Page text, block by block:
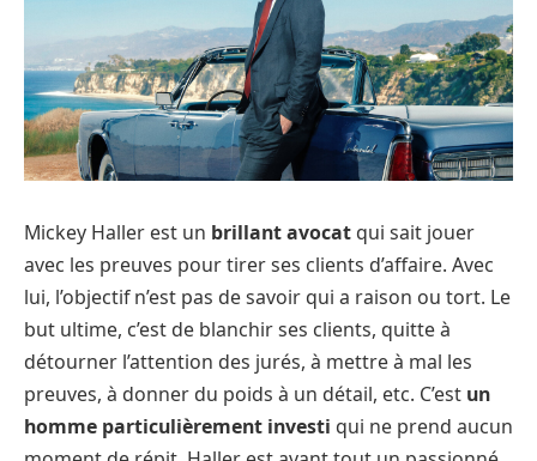
Mickey Haller est un brillant avocat qui sait jouer
avec les preuves pour tirer ses clients d’affaire. Avec
lui, l’objectif n’est pas de savoir qui a raison ou tort. Le
but ultime, c’est de blanchir ses clients, quitte à
détourner l’attention des jurés, à mettre à mal les
preuves, à donner du poids à un détail, etc. C’est un
homme particulièrement investi qui ne prend aucun